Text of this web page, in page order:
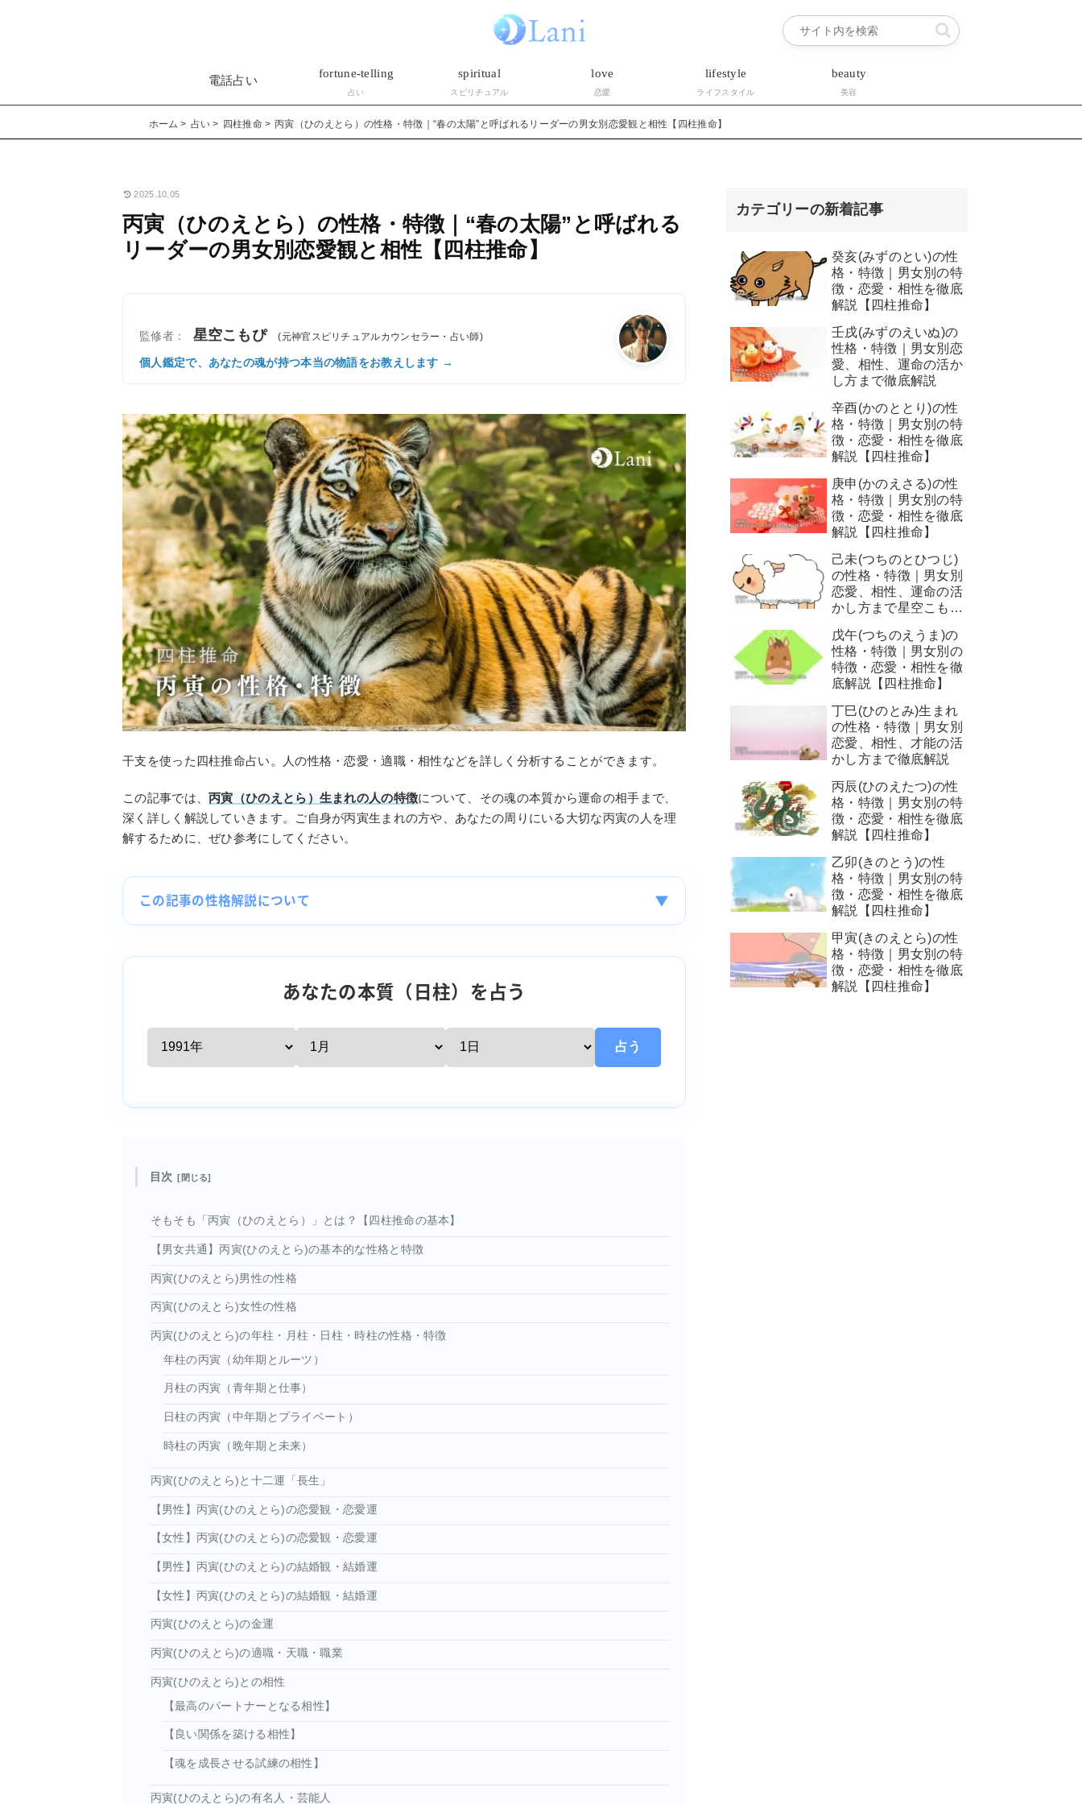
電話占い
fortune-telling
占い
spiritual
スピリチュアル
love
恋愛
lifestyle
ライフスタイル
beauty
美容
ホーム 占い 四柱推命 丙寅（ひのえとら）の性格・特徴｜“春の太陽”と呼ばれるリーダーの男女別恋愛観と相性【四柱推命】
2025.10.05
丙寅（ひのえとら）の性格・特徴｜“春の太陽”と呼ばれる
リーダーの男女別恋愛観と相性【四柱推命】
監修者： 星空こもぴ (元神官スピリチュアルカウンセラー・占い師)
個人鑑定で、あなたの魂が持つ本当の物語をお教えします →
干支を使った四柱推命占い。人の性格・恋愛・適職・相性などを詳しく分析することができます。
この記事では、丙寅（ひのえとら）生まれの人の特徴について、その魂の本質から運命の相手まで、
深く詳しく解説していきます。ご自身が丙寅生まれの方や、あなたの周りにいる大切な丙寅の人を理
解するために、ぜひ参考にしてください。
この記事の性格解説について ▼
あなたの本質（日柱）を占う
占う
目次
そもそも「丙寅（ひのえとら）」とは？【四柱推命の基本】
【男女共通】丙寅(ひのえとら)の基本的な性格と特徴
丙寅(ひのえとら)男性の性格
丙寅(ひのえとら)女性の性格
丙寅(ひのえとら)の年柱・月柱・日柱・時柱の性格・特徴
年柱の丙寅（幼年期とルーツ）
月柱の丙寅（青年期と仕事）
日柱の丙寅（中年期とプライベート）
時柱の丙寅（晩年期と未来）
丙寅(ひのえとら)と十二運「長生」
【男性】丙寅(ひのえとら)の恋愛観・恋愛運
【女性】丙寅(ひのえとら)の恋愛観・恋愛運
【男性】丙寅(ひのえとら)の結婚観・結婚運
【女性】丙寅(ひのえとら)の結婚観・結婚運
丙寅(ひのえとら)の金運
丙寅(ひのえとら)の適職・天職・職業
丙寅(ひのえとら)との相性
【最高のパートナーとなる相性】
【良い関係を築ける相性】
【魂を成長させる試練の相性】
丙寅(ひのえとら)の有名人・芸能人
カテゴリーの新着記事
癸亥(みずのとい)の性
格・特徴｜男女別の特
徴・恋愛・相性を徹底
解説【四柱推命】
壬戌(みずのえいぬ)の
性格・特徴｜男女別恋
愛、相性、運命の活か
し方まで徹底解説
辛酉(かのととり)の性
格・特徴｜男女別の特
徴・恋愛・相性を徹底
解説【四柱推命】
庚申(かのえさる)の性
格・特徴｜男女別の特
徴・恋愛・相性を徹底
解説【四柱推命】
己未(つちのとひつじ)
の性格・特徴｜男女別
恋愛、相性、運命の活
かし方まで星空こもぴ
戊午(つちのえうま)の
性格・特徴｜男女別の
特徴・恋愛・相性を徹
底解説【四柱推命】
丁巳(ひのとみ)生まれ
の性格・特徴｜男女別
恋愛、相性、才能の活
かし方まで徹底解説
丙辰(ひのえたつ)の性
格・特徴｜男女別の特
徴・恋愛・相性を徹底
解説【四柱推命】
乙卯(きのとう)の性
格・特徴｜男女別の特
徴・恋愛・相性を徹底
解説【四柱推命】
甲寅(きのえとら)の性
格・特徴｜男女別の特
徴・恋愛・相性を徹底
解説【四柱推命】